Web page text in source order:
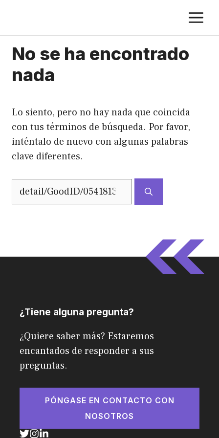
contenido
No se ha encontrado
nada
Lo siento, pero no hay nada que coincida
con tus términos de búsqueda. Por favor,
inténtalo de nuevo con algunas palabras
clave diferentes.
Buscar:
¿Tiene alguna pregunta?
¿Quiere saber más? Estaremos
encantados de responder a sus
preguntas.
PÓNGASE EN CONTACTO CON
NOSOTROS